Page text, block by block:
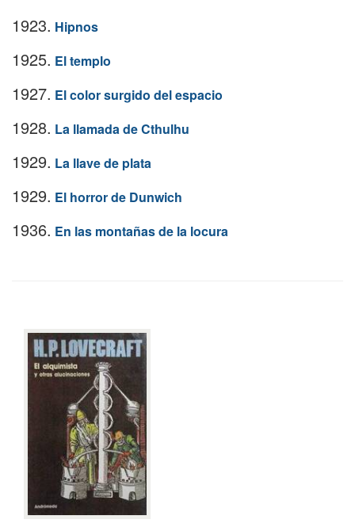
1923. Hipnos
1925. El templo
1927. El color surgido del espacio
1928. La llamada de Cthulhu
1929. La llave de plata
1929. El horror de Dunwich
1936. En las montañas de la locura